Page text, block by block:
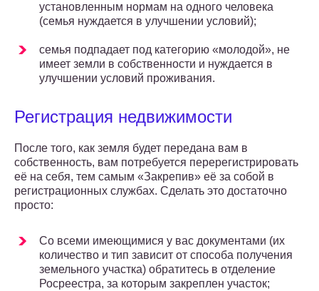
установленным нормам на одного человека
(семья нуждается в улучшении условий);
семья подпадает под категорию «молодой», не
имеет земли в собственности и нуждается в
улучшении условий проживания.
Регистрация недвижимости
После того, как земля будет передана вам в
собственность, вам потребуется перерегистрировать
её на себя, тем самым «Закрепив» её за собой в
регистрационных службах. Сделать это достаточно
просто:
Со всеми имеющимися у вас документами (их
количество и тип зависит от способа получения
земельного участка) обратитесь в отделение
Росреестра, за которым закреплен участок;